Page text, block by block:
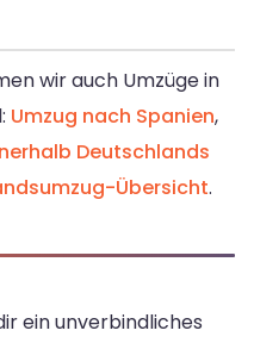
wir auch Umzüge in
Umzug nach Spanien,
Deutschlands
Übersicht.
ein unverbindliches